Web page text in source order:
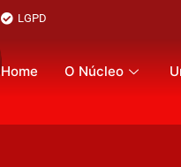
LGPD
Home O Núcleo